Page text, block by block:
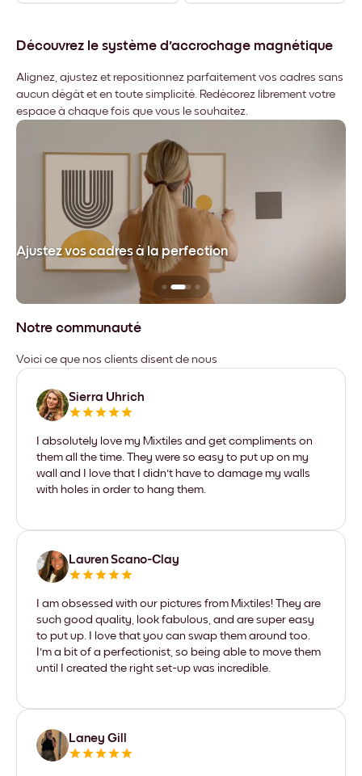
Découvrez le système d'accrochage magnétique
Alignez, ajustez et repositionnez parfaitement vos cadres sans
aucun dégât et en toute simplicité. Redécorez librement votre
espace à chaque fois que vous le souhaitez.
Ajustez vos cadres à la perfection
Notre communauté
Voici ce que nos clients disent de nous
Sierra Uhrich
I absolutely love my Mixtiles and get compliments on
them all the time. They were so easy to put up on my
wall and I love that I didn't have to damage my walls
with holes in order to hang them.
Lauren Scano-Clay
I am obsessed with our pictures from Mixtiles! They are
such good quality, look fabulous, and are super easy
to put up. I love that you can swap them around too.
I'm a bit of a perfectionist, so being able to move them
until I created the right set-up was incredible.
Laney Gill